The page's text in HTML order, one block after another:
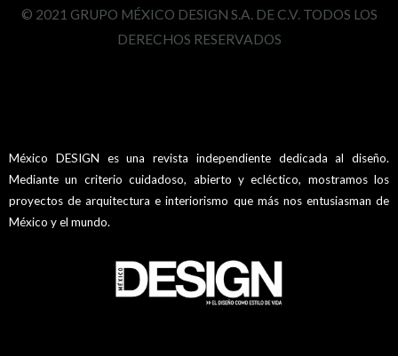
© 2021 GRUPO MÉXICO DESIGN S.A. DE C.V. TODOS LOS
DERECHOS RESERVADOS
México DESIGN es una revista independiente dedicada al diseño.
Mediante un criterio cuidadoso, abierto y ecléctico, mostramos los
proyectos de arquitectura e interiorismo que más nos entusiasman de
México y el mundo.